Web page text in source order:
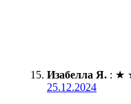
Изабелла Я. : ★
25.12.2024